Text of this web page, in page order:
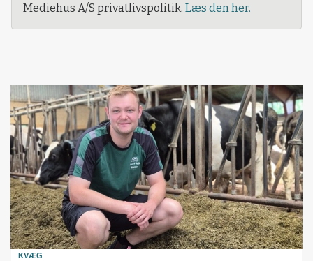
Mediehus A/S privatlivspolitik. Læs den her.
KVÆG